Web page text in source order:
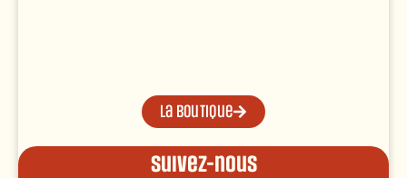
La boutique
Suivez-nous